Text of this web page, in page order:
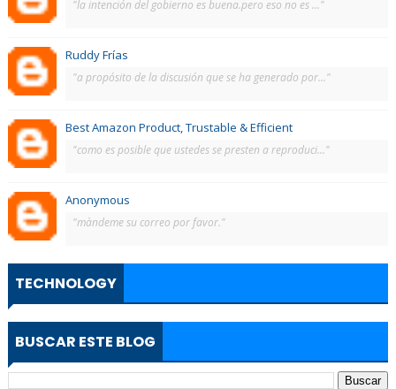
"la intención del gobierno es buena.pero eso no es ..."
Ruddy Frías
"a propósito de la discusión que se ha generado por..."
Best Amazon Product, Trustable & Efficient
"como es posible que ustedes se presten a reproduci..."
Anonymous
"màndeme su correo por favor."
TECHNOLOGY
BUSCAR ESTE BLOG